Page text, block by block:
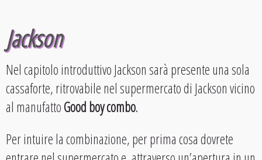
Jackson
Nel capitolo introduttivo Jackson sarà presente una sola
cassaforte, ritrovabile nel supermercato di Jackson vicino
al manufattoGood boy combo.
Per intuire la combinazione, per prima cosa dovrete